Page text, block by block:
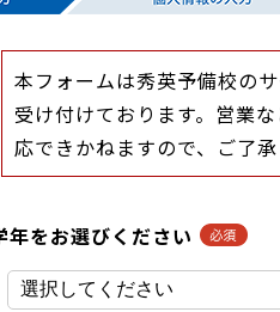
本フォームは秀英予備校の
受け付けております。営業
応できかねますので、ご了承
年をお選びください